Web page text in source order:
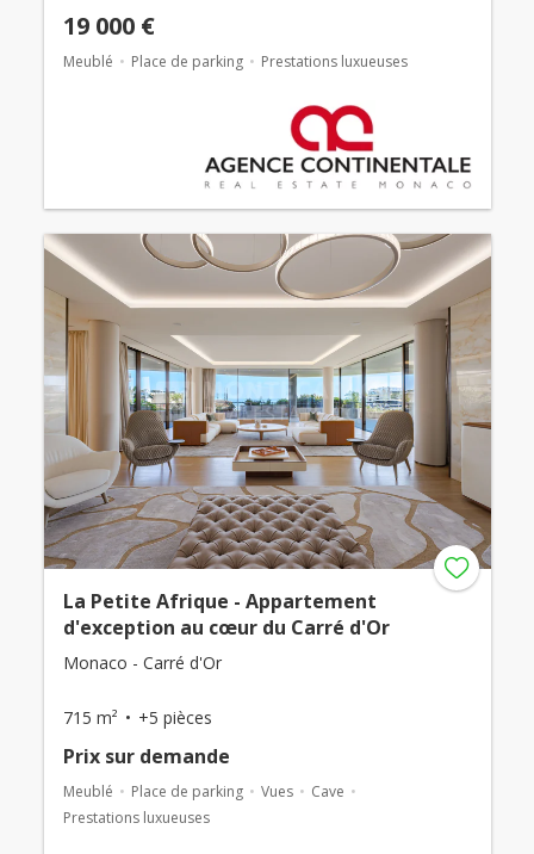
19 000 €
Meublé Place de parking Prestations luxueuses
La Petite Afrique - Appartement
d'exception au cœur du Carré d'Or
Monaco - Carré d'Or
715 m² +5 pièces
Prix ​​sur demande
Meublé Place de parking Vues
Cave
Prestations luxueuses